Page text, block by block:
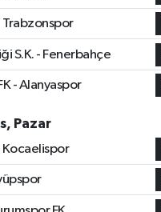
Trabzonspor
S.K. - Fenerbahçe
- Alanyaspor
Pazar
Kocaelispor